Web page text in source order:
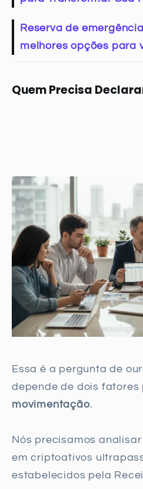
Reserva de
melhores opções para
Quem Precisa
Essa é a pergunta de
depende de dois fatores
movimentação.
Nós precisamos
em criptoativos
estabelecidos pela